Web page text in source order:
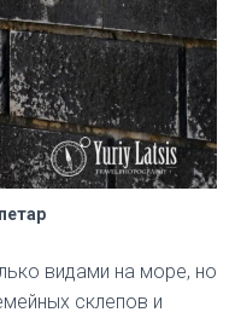
видами на море, но
склепов и